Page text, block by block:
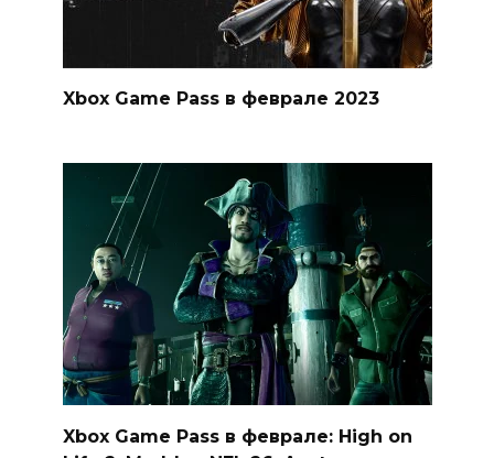
Xbox Game Pass в феврале 2023
Xbox Game Pass в феврале: High on